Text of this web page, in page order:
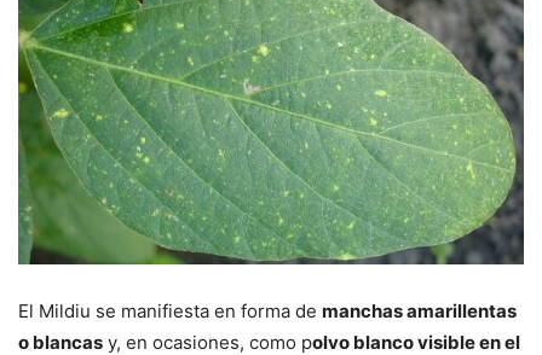
El Mildiu se manifiesta en forma de manchas amarillentas
o blancas y, en ocasiones, como polvo blanco visible en el